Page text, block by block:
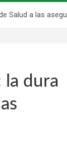
Salud a las
la dura